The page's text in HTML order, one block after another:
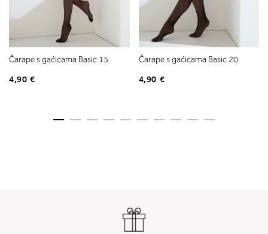
Čarape s gaćicama Basic 15
4,90 €
Čarape s gaćicama Basic 20
4,90 €